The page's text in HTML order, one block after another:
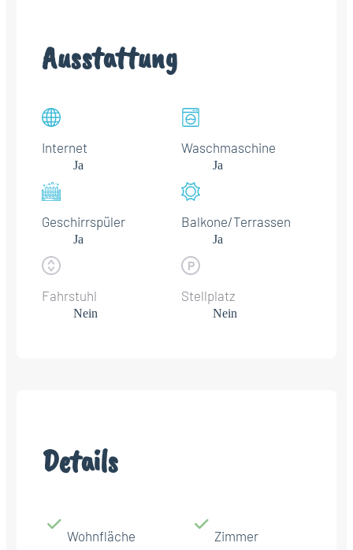
Ausstattung
Internet
Ja
Waschmaschine
Ja
Geschirrspüler
Ja
Balkone/Terrassen
Ja
Fahrstuhl
Nein
Stellplatz
Nein
Details
Wohnfläche Zimmer